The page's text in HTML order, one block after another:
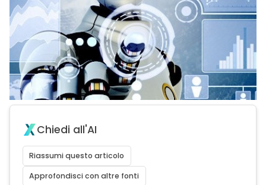
Chiedi all'AI
Riassumi questo articolo
Approfondisci con altre fonti